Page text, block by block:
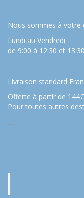
Nous sommes à votre
Lundi au Vendredi
de 9:00 à 12:30 et
Livraison standard
Offerte à partir de
Pour toutes autres
…